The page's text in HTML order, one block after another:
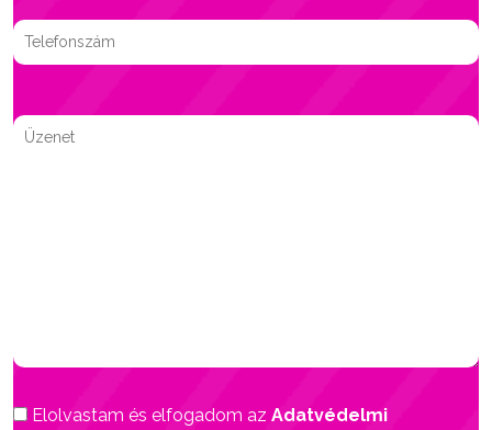
Elolvastam és elfogadom az Adatvédelmi